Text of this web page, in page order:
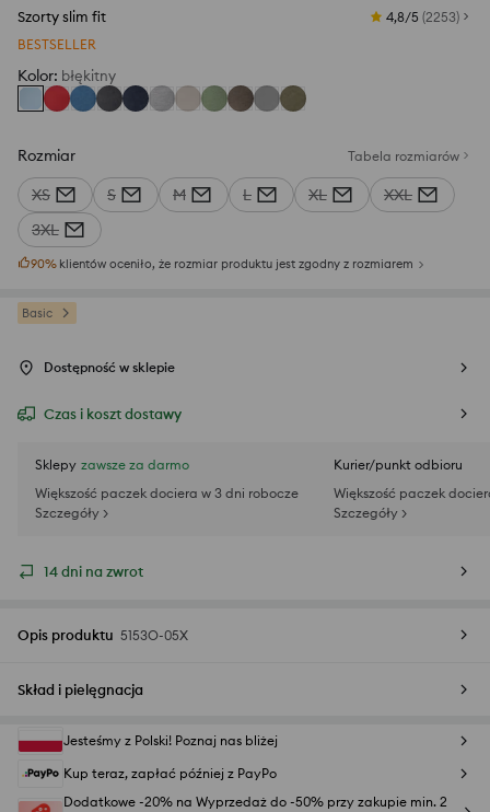
Szorty slim fit 4,8/5 (2253)
BESTSELLER
Kolor: błękitny
Rozmiar Tabela rozmiarów
XS S M L XL
XXL
3XL
90% klientów oceniło, że rozmiar produktu jest zgodny z rozmiarem
Basic
Dostępność w sklepie
Czas i koszt dostawy
Sklepy zawsze za darmo
Większość paczek dociera w 3 dni robocze
Szczegóły >
Kurier/punkt odbioru
Większość paczek
Szczegóły >
14 dni na zwrot
Opis produktu 5153O-05X
Skład i pielęgnacja
Jesteśmy z Polski! Poznaj nas bliżej
Kup teraz, zapłać później z PayPo
Dodatkowe -20% na Wyprzedaż do -50% przy zakupie min. 2